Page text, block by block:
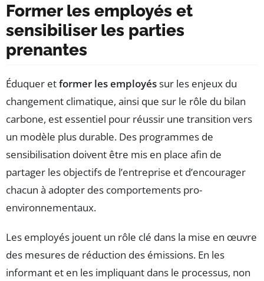
Former les employés et
sensibiliser les parties
prenantes
Éduquer etformer les employéssur les enjeux du
changement climatique, ainsi que sur le rôle du bilan
carbone, est essentiel pour réussir une transition vers
un modèle plus durable. Des programmes de
sensibilisation doivent être mis en place afin de
partager les objectifs de l’entreprise et d’encourager
chacun à adopter des comportements pro-
environnementaux.
Les employés jouent un rôle clé dans la mise en œuvre
des mesures de réduction des émissions. En les
informant et en les impliquant dans le processus, non